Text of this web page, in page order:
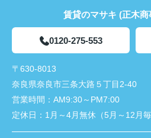
賃貸のマサキ (正木商
0120-275-553
〒630-8013
奈良県奈良市三条大路５丁目2-40
営業時間： AM9:30～PM7:00
定休日： 1月～4月無休（5月～12月毎